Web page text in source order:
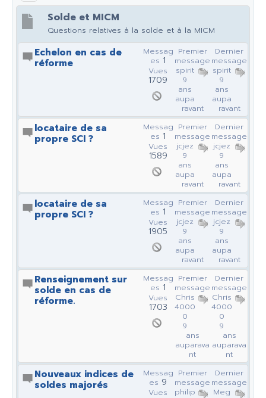
Solde et MICM
Questions relatives à la solde et à la MICM
Echelon en cas de
réforme
Dernier
message
spirit
9
ans
aupa
ravant
Premier
message
spirit
9
ans
aupa
ravant
Messag
es 1
Vues
1709
locataire de sa
propre SCI ?
Dernier
message
jcjez
9
ans
aupa
ravant
Premier
message
jcjez
9
ans
aupa
ravant
Messag
es 1
Vues
1589
locataire de sa
propre SCI ?
Dernier
message
jcjez
9
ans
aupa
ravant
Premier
message
jcjez
9
ans
aupa
ravant
Messag
es 1
Vues
1905
Renseignement sur
solde en cas de
réforme.
Dernier
message
Chris
4000
0
9
ans
auparava
nt
Premier
message
Chris
4000
0
9
ans
auparava
nt
Messag
es 1
Vues
1703
Nouveaux indices de
soldes majorés
Dernier
message
Meg
Premier
message
philip
Messag
es 9
Vues